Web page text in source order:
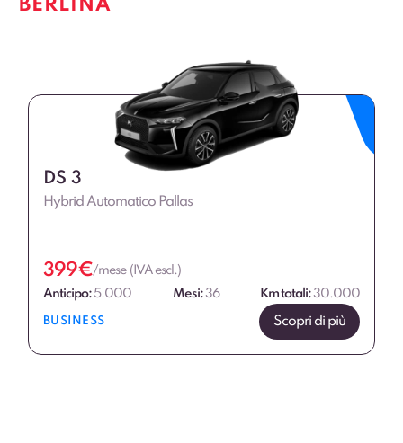
BERLINA
DS 3
Hybrid Automatico Pallas
399€/mese (IVA escl.)
Anticipo:5.000 Mesi:36 Km totali:30.000
BUSINESS Scopri di più